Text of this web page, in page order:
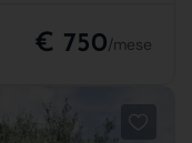
€ 750/mese